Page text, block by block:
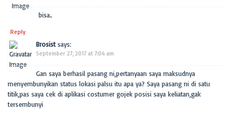
bisa..
Reply
Brosist says:
September 27, 2017 at 7:04 am
Gan saya berhasil pasang ni,pertanyaan saya maksudnya
menyembunyikan status lokasi palsu itu apa ya? Saya pasang ni di satu
titik,pas saya cek di aplikasi costumer gojek posisi saya keliatan,gak
tersembunyi